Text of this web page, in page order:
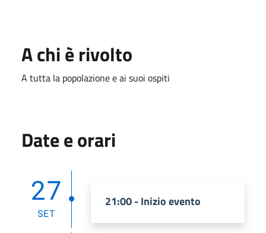
A chi è rivolto
A tutta la popolazione e ai suoi ospiti
Date e orari
27
SET
21:00 - Inizio evento